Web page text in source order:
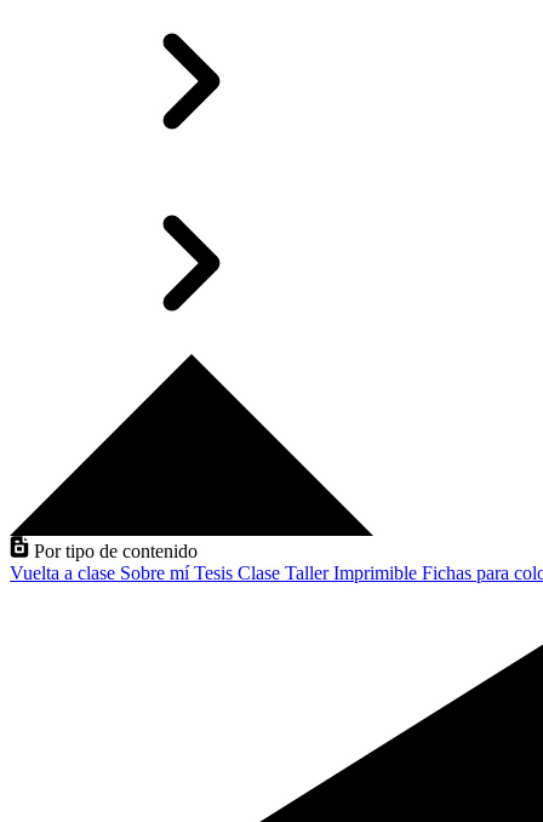
Por tipo de contenido
Vuelta a clase Sobre míTesis Clase TallerImprimible Fichas para